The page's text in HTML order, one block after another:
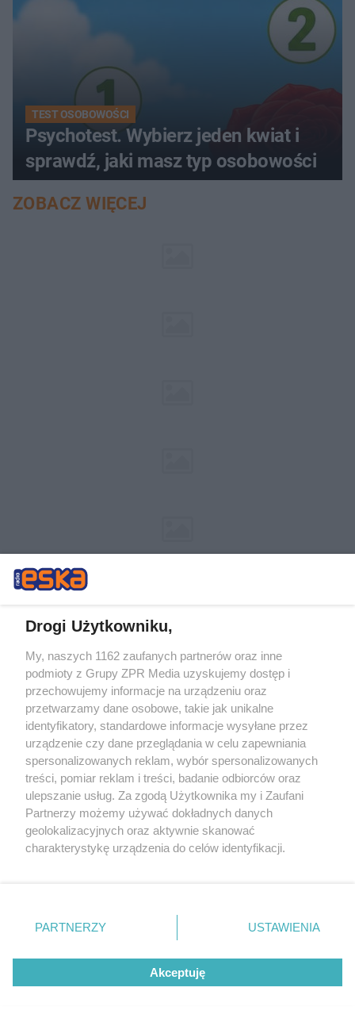
TEST OSOBOWOŚCI
Psychotest. Wybierz jeden kwiat i
sprawdź, jaki masz typ osobowości
ZOBACZ WIĘCEJ
Żaden utwór zamieszczony w serwisie nie może być powielany i
rozpowszechniany lub dalej rozpowszechniany w jakikolwiek sposób (w
tym także elektroniczny lub mechaniczny) na jakimkolwiek polu
eksploatacji w jakiejkolwiek formie, włącznie z umieszczaniem w
Internecie bez pisemnej zgody właściciela praw. Jakiekolwiek użycie lub
wykorzystanie utworów w całości lub w części z naruszeniem prawa,
tzn. bez właściwej zgody, jest zabronione pod groźbą kary i może być
ścigane prawnie.
© 2026 Grupa ZPR Media
Drogi Użytkowniku,
My, naszych 1162 zaufanych partnerów oraz inne
podmioty z Grupy ZPR Media uzyskujemy dostęp i
przechowujemy informacje na urządzeniu oraz
przetwarzamy dane osobowe, takie jak unikalne
identyfikatory, standardowe informacje wysyłane przez
urządzenie czy dane przeglądania w celu zapewniania
spersonalizowanych reklam, wybór spersonalizowanych
treści, pomiar reklam i treści, badanie odbiorców oraz
ulepszanie usług. Za zgodą Użytkownika my i Zaufani
Partnerzy możemy używać dokładnych danych
geolokalizacyjnych oraz aktywnie skanować
charakterystykę urządzenia do celów identyfikacji.
zmienić/wycofać klikając przycisk ustawień prywatności
znajdujący się w lewym dolnym rogu strony
rodzaje przetwarzania danych nie wymagają zgody
użytkownika, ale masz prawo sprzeciwić się takiemu
przetwarzaniu. Preferencje będą miały zastosowanie tylko
PARTNERZY USTAWIENIA
Akceptuję